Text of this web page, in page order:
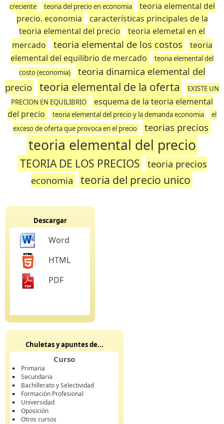
creciente
teoria del precio en economia
teoria elemental del
precio. economia
características principales de la
teoria elemental del precio
teoria elemetal en el
mercado
teoria elemental de los costos
teoria
elemental del equilibrio de mercado
teoria elemental del
costo (economia)
teoria dinamica elemental del
precio teoria elemental de la oferta
EXISTE UN
PRECION EN EQUILIBRIO
esquema de la teoria elemental
del precio
teoria elemental del precio y la demanda economia
el
exceso de oferta que provoca en el precio
teorias precios
teoria elemental del precio
TEORIA DE LOS PRECIOS
teoria precios
economia
teoria del precio unico
Descargar
Word
HTML
PDF
Chuletas y apuntes de...
Curso
Primaria
Secundaria
Bachillerato y Selectividad
Formación Profesional
Universidad
Oposición
Otros cursos